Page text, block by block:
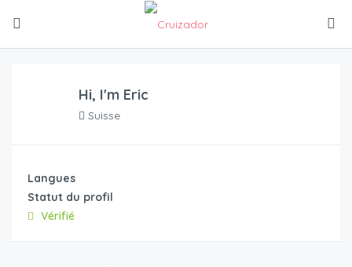
Hi, I'm Eric
Suisse
Langues
Statut du profil
Vérifié